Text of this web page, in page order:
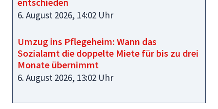
6. August 2026, 14:02 Uhr
Umzug ins Pflegeheim: Wann das
Sozialamt die doppelte Miete für bis zu drei
Monate übernimmt
6. August 2026, 13:02 Uhr